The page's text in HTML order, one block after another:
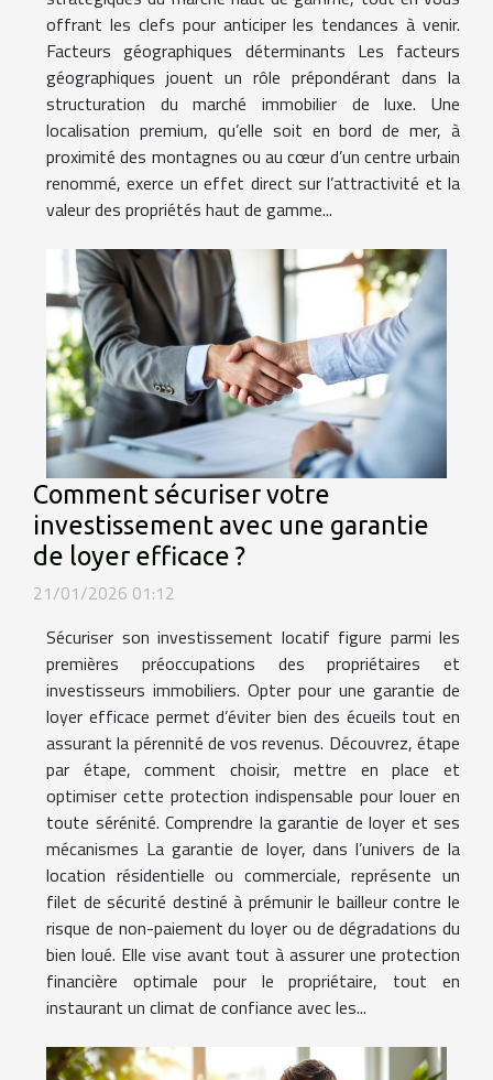
offrant les clefs pour anticiper les tendances à venir.
Facteurs géographiques déterminants Les facteurs
géographiques jouent un rôle prépondérant dans la
structuration du marché immobilier de luxe. Une
localisation premium, qu’elle soit en bord de mer, à
proximité des montagnes ou au cœur d’un centre urbain
renommé, exerce un effet direct sur l’attractivité et la
valeur des propriétés haut de gamme...
Comment sécuriser votre
investissement avec une garantie
de loyer efficace ?
21/01/2026 01:12
Sécuriser son investissement locatif figure parmi les
premières préoccupations des propriétaires et
investisseurs immobiliers. Opter pour une garantie de
loyer efficace permet d’éviter bien des écueils tout en
assurant la pérennité de vos revenus. Découvrez, étape
par étape, comment choisir, mettre en place et
optimiser cette protection indispensable pour louer en
toute sérénité. Comprendre la garantie de loyer et ses
mécanismes La garantie de loyer, dans l’univers de la
location résidentielle ou commerciale, représente un
filet de sécurité destiné à prémunir le bailleur contre le
risque de non-paiement du loyer ou de dégradations du
bien loué. Elle vise avant tout à assurer une protection
financière optimale pour le propriétaire, tout en
instaurant un climat de confiance avec les...